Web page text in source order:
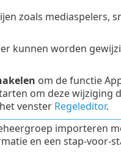
zoals mediaspelers,
kunnen worden
om de functie
om deze wijziging
venster Regeleditor.
importeren
en een stap-voor-